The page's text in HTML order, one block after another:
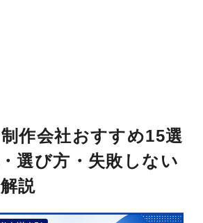
作会社おすすめ15選
・選び方・失敗しない
説